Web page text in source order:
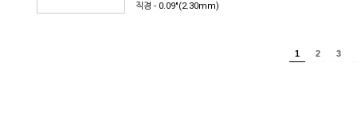
직경 - 0.09"(2.30mm)
1 2 3